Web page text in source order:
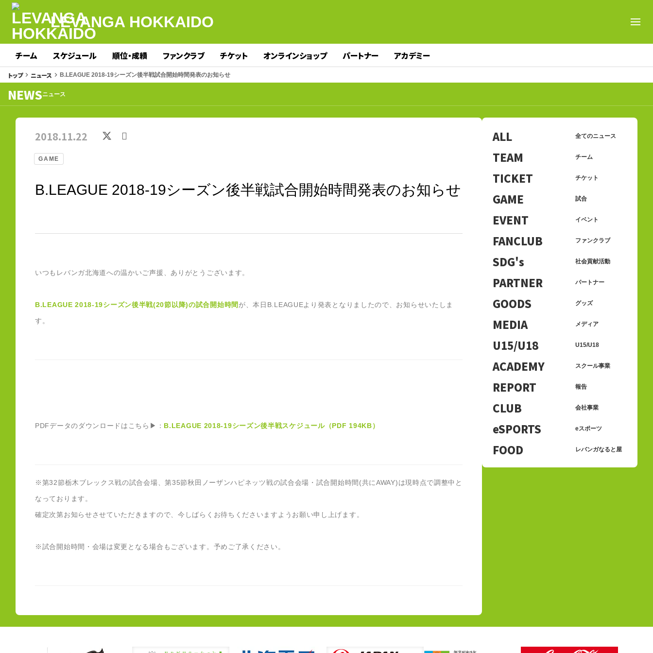
LEVANGA HOKKAIDO
チーム スケジュール 順位・成績 ファンクラブ チケット オンラインショップ パートナー アカデミー
トップkeyboard_arrow_right ニュース keyboard_arrow_right B.LEAGUE 2018-19シーズン後半戦試合開始時間発表のお知らせ
NEWSニュース
GAME
2018.11.22
B.LEAGUE 2018-19シーズン後半戦試合開始時間発表のお知らせ
いつもレバンガ北海道への温かいご声援、ありがとうございます。
B.LEAGUE 2018-19シーズン後半戦(20節以降)の試合開始時間 が、本日B.LEAGUEより発表となりましたので、お知らせいたしま
す。
PDFデータのダウンロードはこちら▶： B.LEAGUE 2018-19シーズン後半戦スケジュール（PDF 194KB）
※第32節栃木ブレックス戦の試合会場、第35節秋田ノーザンハピネッツ戦の試合会場・試合開始時間(共にAWAY)は現時点で調整中と
なっております。
確定次第お知らせさせていただきますので、今しばらくお待ちくださいますようお願い申し上げます。
※試合開始時間・会場は変更となる場合もございます。予めご了承ください。
ALL 全てのニュース
TEAM チーム
TICKET チケット
GAME 試合
EVENT イベント
FANCLUB ファンクラブ
SDG's 社会貢献活動
PARTNER パートナー
GOODS グッズ
MEDIA メディア
U15/U18 U15/U18
ACADEMY スクール事業
REPORT 報告
CLUB 会社事業
eSPORTS eスポーツ
FOOD レバンガなると屋